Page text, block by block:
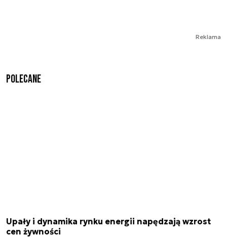
Reklama
Polecane
Upały i dynamika rynku energii napędzają wzrost
cen żywności